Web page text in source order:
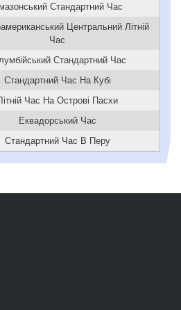
Стандартний Час
Центральний Літній
Час
Стандартний Час
Стандартний Час На Кубі
Час На Острові Пасхи
Еквадорський Час
Cтандартний Час В Перу